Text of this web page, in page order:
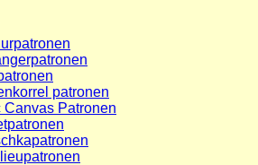
patronen
Canvas Patronen